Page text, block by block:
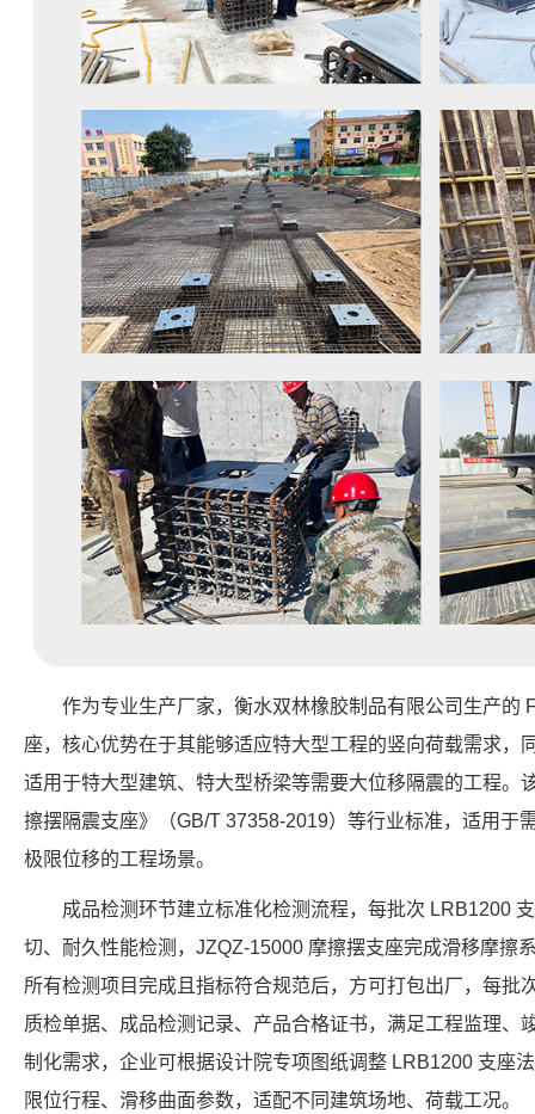
作为专业生产厂家，衡水双林橡胶制品有限公司生产的
座，核心优势在于其能够适应特大型工程的竖向荷载需求，
适用于特大型建筑、特大型桥梁等需要大位移隔震的工程。
擦摆隔震支座》（GB/T 37358-2019）等行业标准，适用于
极限位移的工程场景。
成品检测环节建立标准化检测流程，每批次 LRB1200
切、耐久性能检测，JZQZ-15000 摩擦摆支座完成滑移摩擦
所有检测项目完成且指标符合规范后，方可打包出厂，每批
质检单据、成品检测记录、产品合格证书，满足工程监理、
制化需求，企业可根据设计院专项图纸调整 LRB1200 支座
限位行程、滑移曲面参数，适配不同建筑场地、荷载工况。